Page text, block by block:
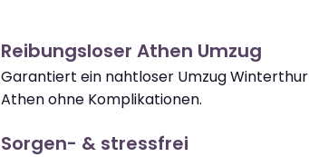
Reibungsloser Athen Umzug
Garantiert ein nahtloser Umzug Winterthur
Athen ohne Komplikationen.
Sorgen- & stressfrei